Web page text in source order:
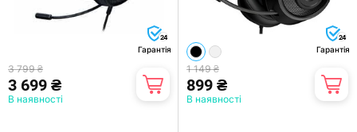
24
Гарантія
3 799 ₴
3 699 ₴
В наявності
24
Гарантія
1 149 ₴
899 ₴
В наявності